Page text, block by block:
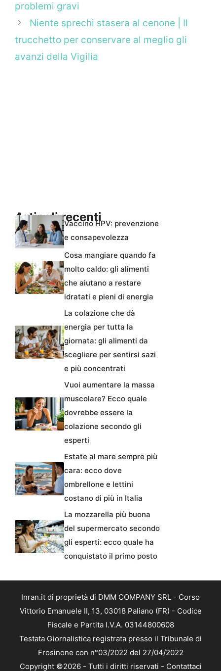
problemi gravi
Niente sprechi stasera al cenone | Il
trucchetto per conservare al meglio gli
avanzi della Vigilia
Articoli recentiVaccino HPV: prevenzione
e consapevolezza
Cosa mangiare quando fa
molto caldo: gli alimenti
che aiutano a restare
idratati e pieni di energia
La colazione che dà
energia per tutta la
giornata: gli alimenti da
scegliere per sentirsi sazi
e più concentrati
Vuoi aumentare la massa
muscolare? Ecco quale
dovrebbe essere la
colazione secondo gli
esperti
Estate al mare sempre più
cara: ecco dove
ombrellone e lettini
costano di più in Italia
La mozzarella più buona
del supermercato secondo
gli esperti: ecco quale ha
conquistato il primo posto
Inran.it di proprietà di DMM COMPANY SRL - Corso
Vittorio Emanuele II, 13, 03018 Paliano (FR) - Codice
Fiscale e Partita I.V.A. 03144800608
Testata Giornalistica registrata presso il Tribunale di
Frosinone con n°03/2022 del 27/04/2022
Copyright ©2026 - Tutti i diritti riservati - Contattaci